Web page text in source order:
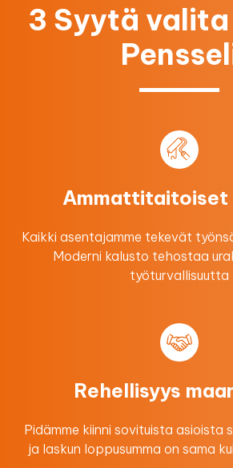
3 Syytä valita
Kaikki asentajamme tekevät
Moderni kalusto tehostaa
työturvallisuutta
Rehellisyys
Pidämme kiinni sovituista asioista
ja laskun loppusumma on sama